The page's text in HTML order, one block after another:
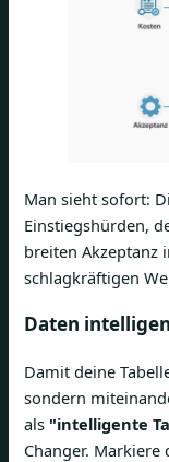
Man sieht sofort:
Einstiegshürden,
breiten Akzeptanz
schlagkräftigen
Daten
Damit deine
sondern
als "intelligente
Changer.